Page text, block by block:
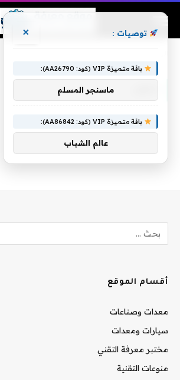
أقسام الموقع
معدات وصناعات
سيارات ومعدات
مختبر معرفة التقني
منوعات التقنية
توصيات : ×
باقة متميزة VIP (كود: AA26790):
ماسنجر المسلم
باقة متميزة VIP (كود: AA86842):
عالم الشباب